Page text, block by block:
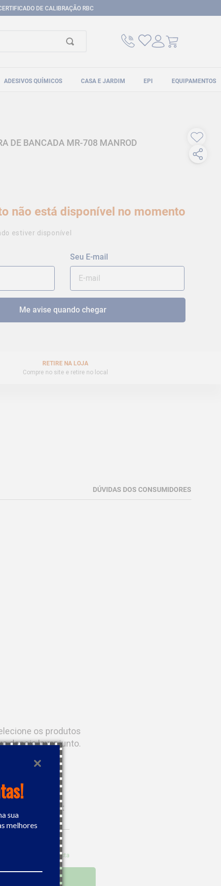
sua
melhores
DE CALIBRAÇÃO RBC
ADESIVOS QUÍMICOS CASA E JARDIM EPI EQUIPAMENTOS
DE BANCADA MR-708 MANROD
não está disponível no momento
estiver disponível
RETIRE NA LOJA
Compre no site e retire no local
DÚVIDAS DOS CONSUMIDORES
os produtos
deseja levar junto.
por:
R$ 5.747,95
% OFF no boleto à vista